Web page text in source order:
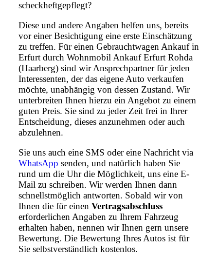
scheckheftgepflegt?
Diese und andere Angaben helfen uns, bereits
vor einer Besichtigung eine erste Einschätzung
zu treffen. Für einen Gebrauchtwagen Ankauf in
Erfurt durch Wohnmobil Ankauf Erfurt Rohda
(Haarberg) sind wir Ansprechpartner für jeden
Interessenten, der das eigene Auto verkaufen
möchte, unabhängig von dessen Zustand. Wir
unterbreiten Ihnen hierzu ein Angebot zu einem
guten Preis. Sie sind zu jeder Zeit frei in Ihrer
Entscheidung, dieses anzunehmen oder auch
abzulehnen.
Sie uns auch eine SMS oder eine Nachricht via
WhatsApp senden, und natürlich haben Sie
rund um die Uhr die Möglichkeit, uns eine E-
Mail zu schreiben. Wir werden Ihnen dann
schnellstmöglich antworten. Sobald wir von
Ihnen die für einen Vertragsabschluss
erforderlichen Angaben zu Ihrem Fahrzeug
erhalten haben, nennen wir Ihnen gern unsere
Bewertung. Die Bewertung Ihres Autos ist für
Sie selbstverständlich kostenlos.